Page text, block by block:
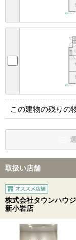
この建物の残りの
取扱い店舗
株式会社タウンハウ
新小岩店